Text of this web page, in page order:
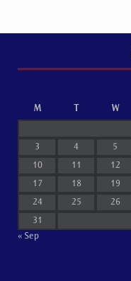
M T W
3 4 5
10 11 12
17 18 19
24 25 26
31
« Sep